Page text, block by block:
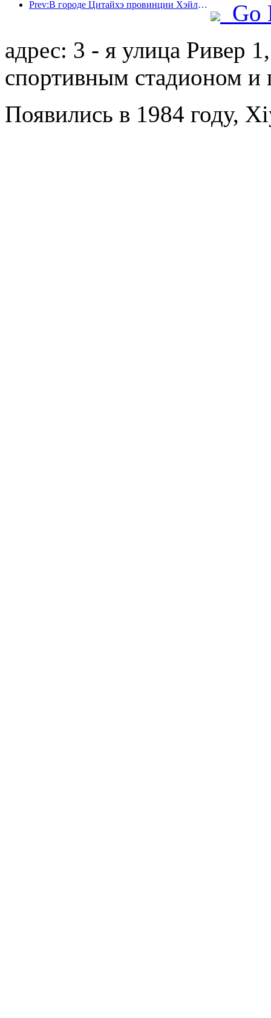
Prev:В городе Цитайхэ провинции Хэйлунцзян впервые в стране был издан нормативный акт, регулирующий индустрию льда и снега, который поощряет интеграцию искусственного интеллекта и видов спорта на льду и снегу.
Go
адрес: 3 - я улица Ривер
спортивным стадионом и
Появились в 1984 году,